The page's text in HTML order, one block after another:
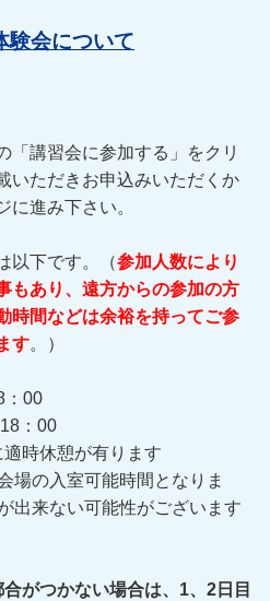
験会について
「講習会に参加する」をクリ
いただきお申込みいただくか
に進み下さい。
以下です。（参加人数により
もあり、遠方からの参加の方
時間などは余裕を持ってご参
す。）
00
：00
時休憩が有ります
場の入室可能時間となりま
出来ない可能性がございます
がつかない場合は、1、2日目